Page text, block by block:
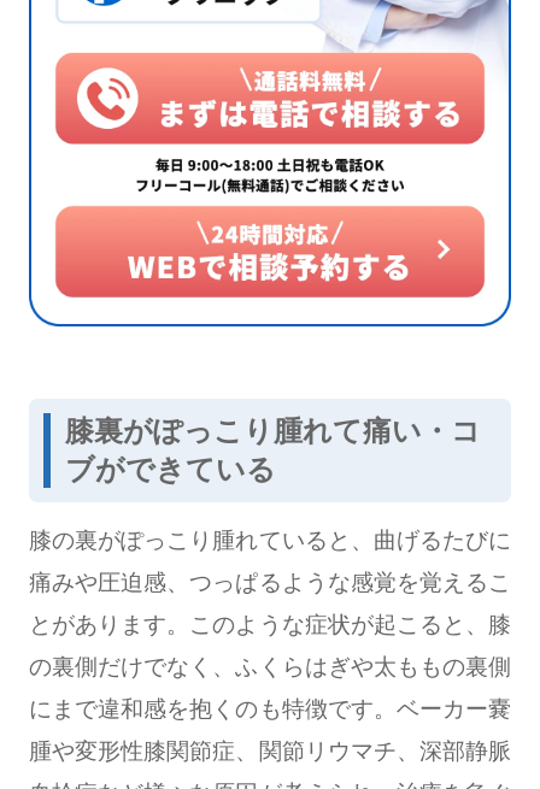
膝裏がぽっこり腫れて痛い・コ
ブができている
膝の裏がぽっこり腫れていると、曲げるたびに
痛みや圧迫感、つっぱるような感覚を覚えるこ
とがあります。このような症状が起こると、膝
の裏側だけでなく、ふくらはぎや太ももの裏側
にまで違和感を抱くのも特徴です。ベーカー嚢
腫や変形性膝関節症、関節リウマチ、深部静脈